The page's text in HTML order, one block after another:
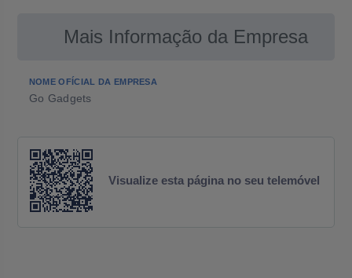
Mais Informação da Empresa
NOME OFÍCIAL DA EMPRESA
Go Gadgets
Visualize esta página no seu telemóvel